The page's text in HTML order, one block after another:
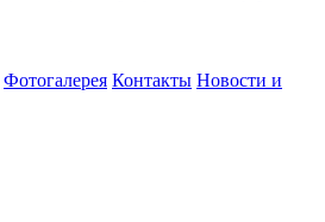
Фотогалерея Контакты Новости и